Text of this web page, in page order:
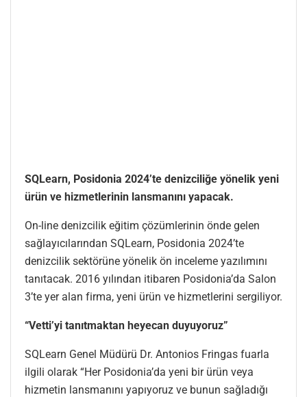
SQLearn, Posidonia 2024’te denizciliğe yönelik yeni
ürün ve hizmetlerinin lansmanını yapacak.
On-line denizcilik eğitim çözümlerinin önde gelen
sağlayıcılarından SQLearn, Posidonia 2024’te
denizcilik sektörüne yönelik ön inceleme yazılımını
tanıtacak. 2016 yılından itibaren Posidonia’da Salon
3’te yer alan firma, yeni ürün ve hizmetlerini sergiliyor.
“Vetti’yi tanıtmaktan heyecan duyuyoruz”
SQLearn Genel Müdürü Dr. Antonios Fringas fuarla
ilgili olarak “Her Posidonia’da yeni bir ürün veya
hizmetin lansmanını yapıyoruz ve bunun sağladığı